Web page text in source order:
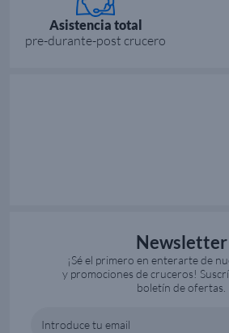
Asistencia total
pre-durante-post crucero
Newsletter
¡Sé el primero en enterarte de
y promociones de cruceros!
boletín de ofertas.
Introduce tu email